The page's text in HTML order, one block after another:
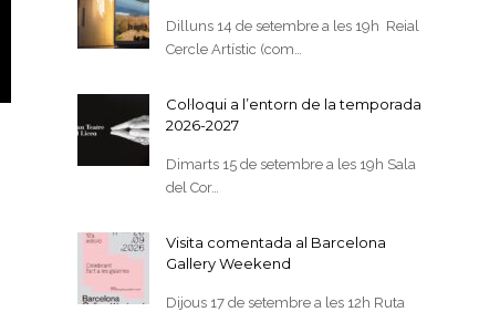
Dilluns 14 de setembre a les 19h Reial
Cercle Artístic (com…
Col·loqui a l’entorn de la temporada
2026-2027
Dimarts 15 de setembre a les 19h Sala
del Cor…
Visita comentada al Barcelona
Gallery Weekend
Dijous 17 de setembre a les 12h Ruta